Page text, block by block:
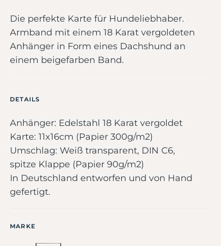
Die perfekte Karte für Hundeliebhaber.
Armband mit einem 18 Karat vergoldeten
Anhänger in Form eines Dachshund an
einem beigefarben Band.
DETAILS
Anhänger: Edelstahl 18 Karat vergoldet
Karte: 11x16cm (Papier 300g/m2)
Umschlag: Weiß transparent, DIN C6,
spitze Klappe (Papier 90g/m2)
In Deutschland entworfen und von Hand
gefertigt.
MARKE